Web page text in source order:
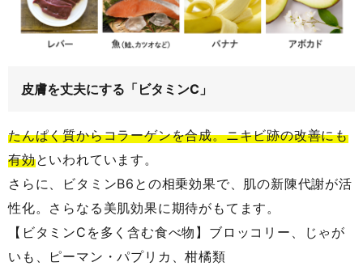
皮膚を丈夫にする「ビタミンC」
たんぱく質からコラーゲンを合成。ニキビ跡の改善にも
有効といわれています。
さらに、ビタミンB6との相乗効果で、肌の新陳代謝が活
性化。さらなる美肌効果に期待がもてます。
【ビタミンCを多く含む食べ物】ブロッコリー、じゃが
いも、ピーマン・パプリカ、柑橘類